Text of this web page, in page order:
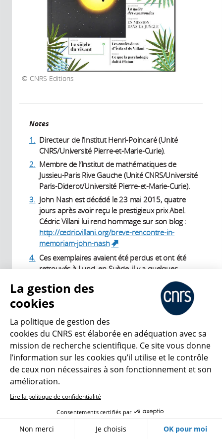
CNRS Editions
Notes
1. Directeur de l’Institut Henri-Poincaré (Unité
CNRS/Université Pierre-et-Marie-Curie).
2. Membre de l’Institut de mathématiques de
Jussieu-Paris Rive Gauche (Unité CNRS/Université
Paris-Diderot/Université Pierre-et-Marie-Curie).
3. John Nash est décédé le 23 mai 2015, quatre
jours après avoir reçu le prestigieux prix Abel.
Cédric Villani lui rend hommage sur son blog :
http://cedricvillani.org/breve-rencontre-in-
memoriam-john-nash
4. Ces exemplaires avaient été perdus et ont été
retrouvés à Lund, en Suède, il y a quelques
années. Ils ont maintenant regagné l’Institut
Mittag-Leffler.
VOIR AUSSI
Numérique
La gestion des
cookies
La politique de gestion des
cookies du CNRS est élaborée en adéquation avec sa
mission de recherche scientifique. Ce site vous donne
l’information sur les cookies qu’il utilise et le contrôle
de ceux non nécessaires à son fonctionnement et son
amélioration.
Lire la politique de confidentialité
Consentements certifiés par
Non merci Je choisis OK pour moi